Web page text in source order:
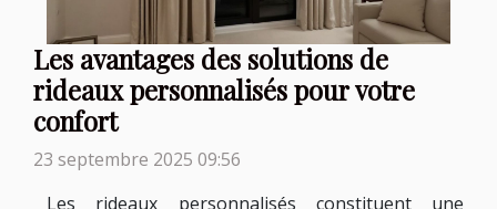
Les avantages des solutions de
rideaux personnalisés pour votre
confort
23 septembre 2025 09:56
Les rideaux personnalisés constituent une